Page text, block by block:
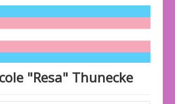
"Resa" Thunecke